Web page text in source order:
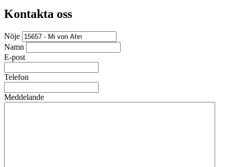
Kontakta oss
Nöje
Namn
E-post
Telefon
Meddelande